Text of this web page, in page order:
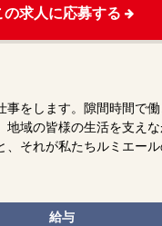
の求人に応募する
事をします。隙間時間で
地域の皆様の生活を支え
、それが私たちルミエー
給与